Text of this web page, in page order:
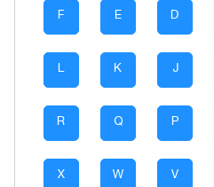
D
E
F
J
K
L
P
Q
R
V
W
X